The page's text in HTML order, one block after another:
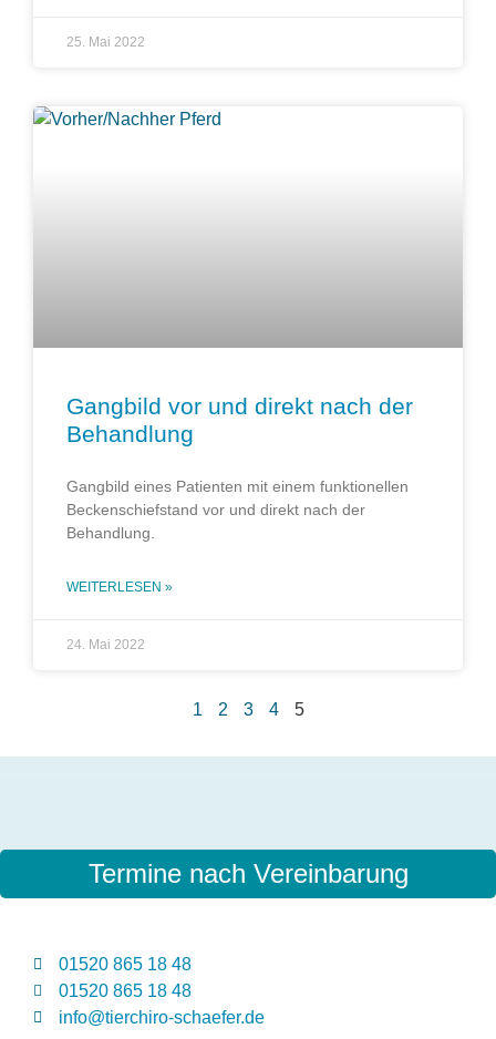
25. Mai 2022
Gangbild vor und direkt nach der
Behandlung
Gangbild eines Patienten mit einem funktionellen
Beckenschiefstand vor und direkt nach der
Behandlung.
WEITERLESEN »
24. Mai 2022
1 2 3 4 5
Termine nach Vereinbarung
01520 865 18 48
01520 865 18 48
info@tierchiro-schaefer.de